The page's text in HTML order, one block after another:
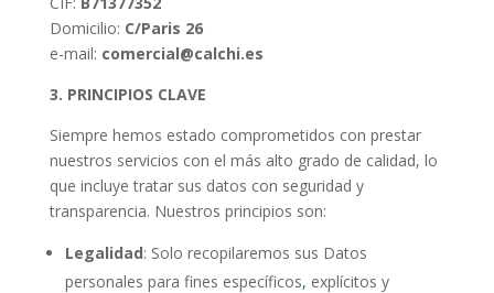
Domicilio: C/Paris 26
e-mail: comercial@calchi.es
3. PRINCIPIOS CLAVE
Siempre hemos estado comprometidos con prestar
nuestros servicios con el más alto grado de calidad, lo
que incluye tratar sus datos con seguridad y
transparencia. Nuestros principios son:
Legalidad: Solo recopilaremos sus Datos
personales para fines específicos, explícitos y